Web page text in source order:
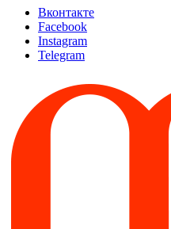
Вконтакте
Facebook
Instagram
Telegram